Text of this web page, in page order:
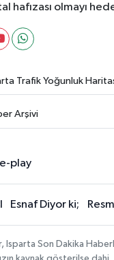
olmayı
Trafik Yoğunluk
Arşivi
Esnaf Diyor ki;
Isparta Son Dakika